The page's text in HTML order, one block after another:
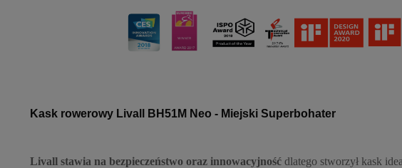
Kask rowerowy Livall BH51M Neo - Miejski Superbohater
Livall stawia na bezpieczeństwo oraz innowacyjność dlatego stworzył kask